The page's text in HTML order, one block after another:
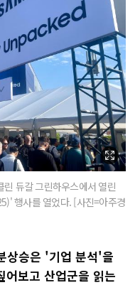
듀갈 그린하우스에서 열린
행사를 열었다. [사진=아주경
상승은 '기업 분석'을
보고 산업군을 읽는